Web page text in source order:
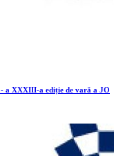
a XXXIII-a ediție de vară a JO